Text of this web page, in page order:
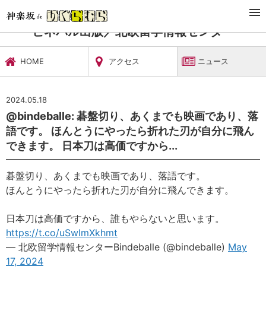
習い事・稽古 ビネバル出版／北欧留学情報センター ニュース
ビネバル出版／北欧留学情報センター
HOME アクセス ニュース
2024.05.18
@bindeballe: 碁盤切り、あくまでも映画であり、落
語です。 ほんとうにやったら折れた刃が自分に飛ん
できます。 日本刀は高価ですから...
碁盤切り、あくまでも映画であり、落語です。
ほんとうにやったら折れた刃が自分に飛んできます。
日本刀は高価ですから、誰もやらないと思います。
https://t.co/uSwlmXkhmt
— 北欧留学情報センターBindeballe (@bindeballe) May
17, 2024